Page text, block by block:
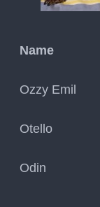
Name
Ozzy Emil
Otello
Odin